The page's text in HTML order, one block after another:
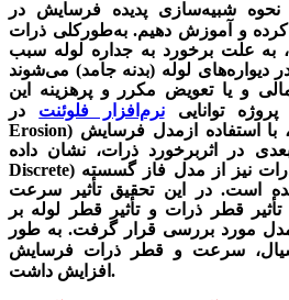
نحوه شبیه‌سازی پدیده فرسایش در
و آموزش دهیم. به‌طورکلی ذرات
به علت برخورد به جداره لوله سبب
دیواره‌های لوله (بدنه جامد) می‌شوند
و یا تعویض مکرر و پرهزینه این
توانایینرم‌افزار فلوئنت در
با استفاده ازمدل فرسایش (Erosion
در اثربرخورد ذرات، نشان داده
نیز از مدل فاز گسسته (Discrete
است. در این تحقیق تأثیر سرعت
قطر ذرات و تأثیر قطر لوله بر
فرسایش توسط 11مدل مورد بررسی قرار گرفت. به‌ طور
سرعت و قطر ذرات فرسایش
افزایش داشت.